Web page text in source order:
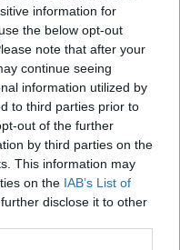
information for
the below opt-out
note that after your
continue seeing
information utilized by
to third parties prior to
out of the further
by third parties on the
This information may
on the IAB’s List of
disclose it to other
Cukrászda,
Cukormentes
– Virág
árusítják a két